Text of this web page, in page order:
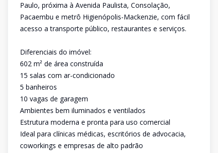
Paulo, próxima à Avenida Paulista, Consolação,
Pacaembu e metrô Higienópolis-Mackenzie, com fácil
acesso a transporte público, restaurantes e serviços.
Diferenciais do imóvel:
602 m² de área construída
15 salas com ar-condicionado
5 banheiros
10 vagas de garagem
Ambientes bem iluminados e ventilados
Estrutura moderna e pronta para uso comercial
Ideal para clínicas médicas, escritórios de advocacia,
coworkings e empresas de alto padrão